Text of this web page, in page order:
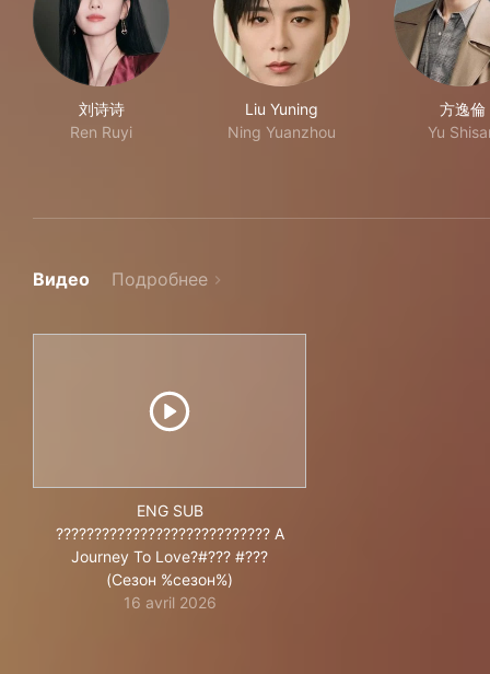
刘诗诗
Ren Ruyi
Liu Yuning
Ning Yuanzhou
方逸倫
Yu
Видео Подробнее
ENG SUB
???????????????????????????? A
Journey To Love?#??? #???
(Сезон %сезон%)
16 avril 2026